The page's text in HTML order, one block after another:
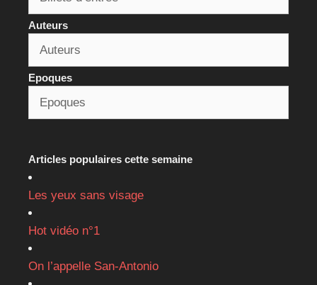
Auteurs
Epoques
Articles populaires cette semaine
Les yeux sans visage
Hot vidéo n°1
On l’appelle San-Antonio